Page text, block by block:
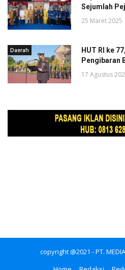
Sejumlah
25 Maret 2025
Daerah
HUT RI ke
Pengibaran
17 Agustus
copyright @2021 - PT.